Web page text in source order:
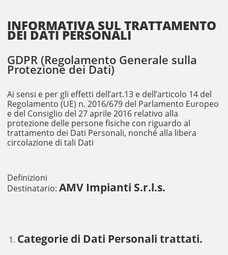
INFORMATIVA SUL TRATTAMENTO
DEI DATI PERSONALI
GDPR (Regolamento Generale sulla
Protezione dei Dati)
Ai sensi e per gli effetti dell’art.13 e dell’articolo 14 del
Regolamento (UE) n. 2016/679 del Parlamento Europeo
e del Consiglio del 27 aprile 2016 relativo alla
protezione delle persone fisiche con riguardo al
trattamento dei Dati Personali, nonché alla libera
circolazione di tali Dati
Definizioni
Destinatario:AMV Impianti S.r.l.s.
Categorie di Dati Personali trattati.